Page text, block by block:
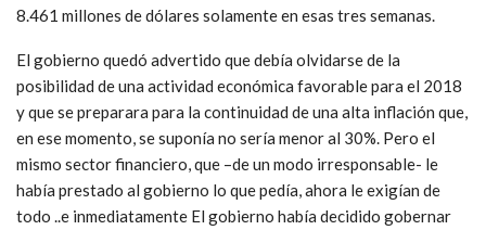
8.461 millones de dólares solamente en esas tres semanas.
El gobierno quedó advertido que debía olvidarse de la
posibilidad de una actividad económica favorable para el 2018
y que se preparara para la continuidad de una alta inflación que,
en ese momento, se suponía no sería menor al 30%. Pero el
mismo sector financiero, que –de un modo irresponsable- le
había prestado al gobierno lo que pedía, ahora le exigían de
todo ..e inmediatamente El gobierno había decidido gobernar